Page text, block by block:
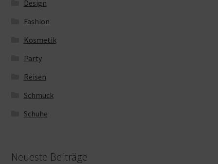
Design
Fashion
Kosmetik
Party
Reisen
Schmuck
Schuhe
Neueste Beiträge